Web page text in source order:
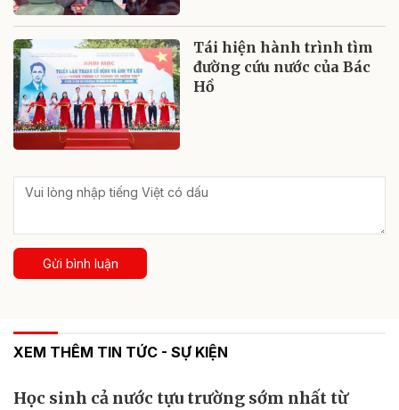
Tái hiện hành trình tìm
đường cứu nước của Bác
Hồ
Gửi bình luận
XEM THÊM TIN TỨC - SỰ KIỆN
Học sinh cả nước tựu trường sớm nhất từ